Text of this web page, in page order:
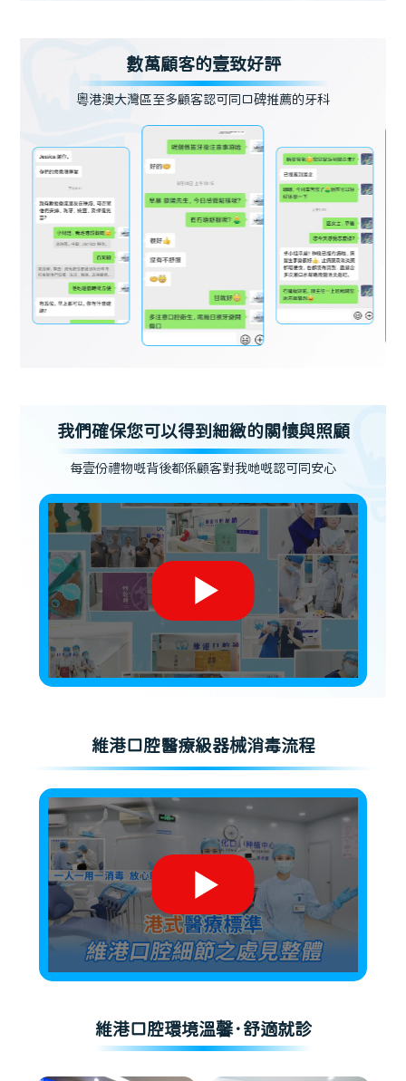
數萬顧客的壹致好評
粵港澳大灣區至多顧客認可同口碑推薦的牙科
我們確保您可以得到細緻的關懷與照顧
每壹份禮物嘅背後都係顧客對我哋嘅認可同安心
維港口腔醫療級器械消毒流程
維港口腔環境溫馨·舒適就診